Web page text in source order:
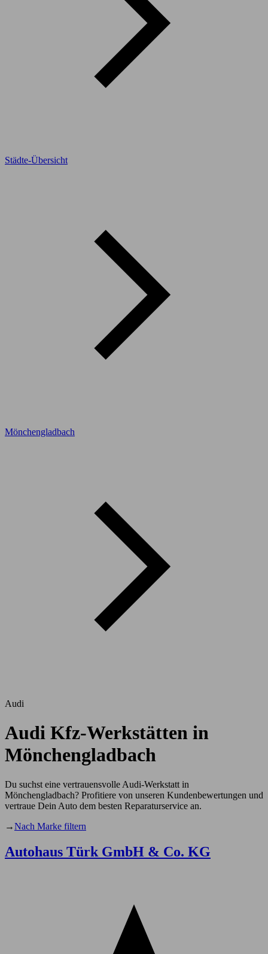
Städte-Übersicht
Mönchengladbach
Audi
Audi Kfz-Werkstätten in
Mönchengladbach
Du suchst eine vertrauensvolle Audi-Werkstatt in
Mönchengladbach? Profitiere von unseren Kundenbewertungen und
vertraue Dein Auto dem besten Reparaturservice an.
→Nach Marke filtern
Autohaus Türk GmbH & Co. KG